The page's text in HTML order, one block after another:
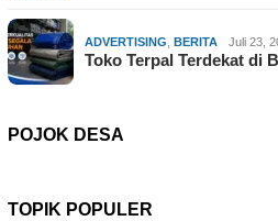
ADVERTISING BERITA Juli 23,
Toko Terpal Terdekat di
POJOK DESA
TOPIK POPULER